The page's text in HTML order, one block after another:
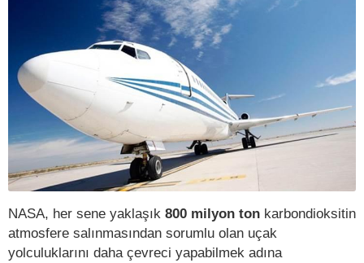
NASA, her sene yaklaşık 800 milyon ton karbondioksitin
atmosfere salınmasından sorumlu olan uçak
yolculuklarını daha çevreci yapabilmek adına